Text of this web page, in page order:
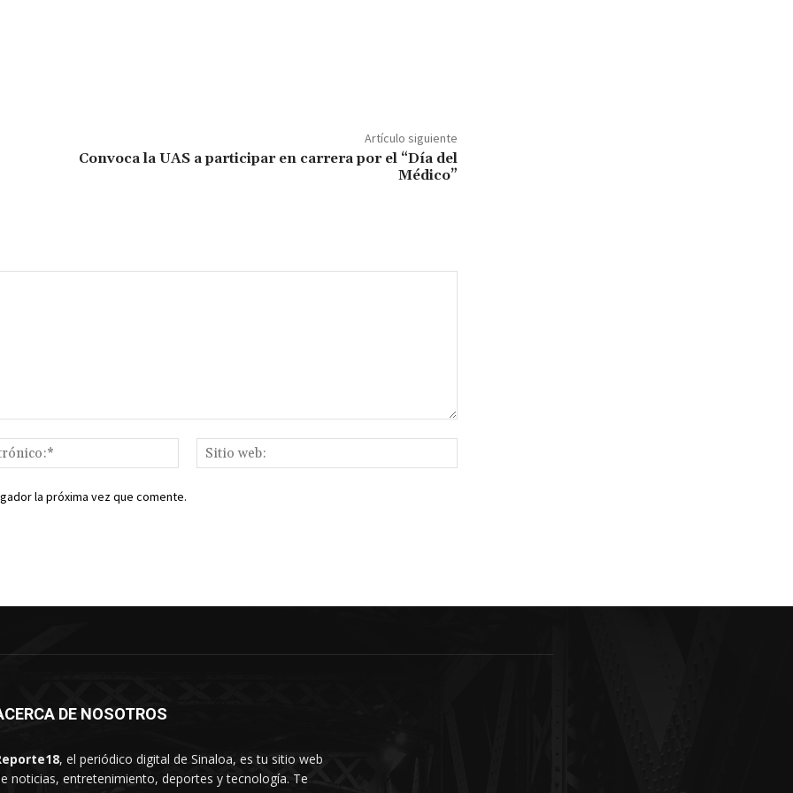
Artículo siguiente
Convoca la UAS a participar en carrera por el “Día del
Médico”
Correo
electrónico:*
web:
la próxima vez que comente.
DE NOSOTROS
, el periódico digital de Sinaloa, es tu sitio web
noticias, entretenimiento, deportes y tecnología. Te